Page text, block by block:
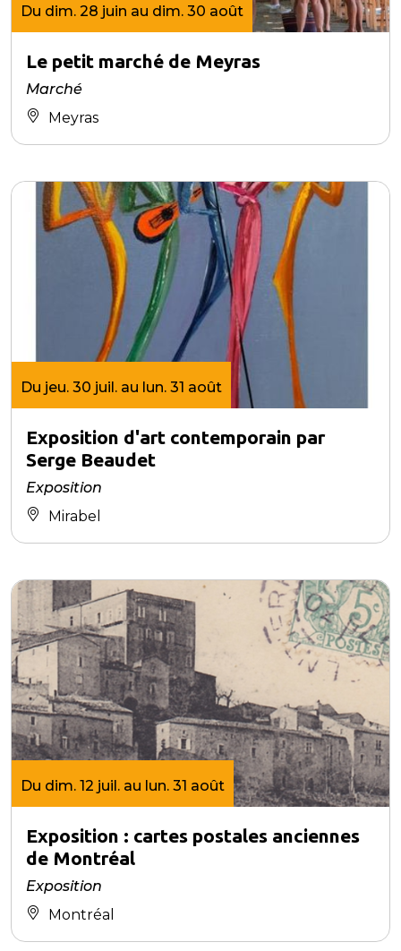
Du dim. 28 juin au dim. 30 août
Le petit marché de Meyras
Marché
Meyras
Du jeu. 30 juil. au lun. 31 août
Exposition d'art contemporain par
Serge Beaudet
Exposition
Mirabel
Du dim. 12 juil. au lun. 31 août
Exposition : cartes postales anciennes
de Montréal
Exposition
Montréal